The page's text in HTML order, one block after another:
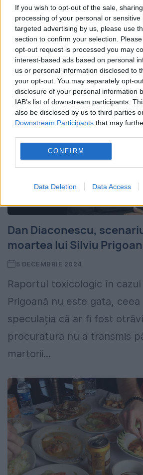
If you wish to opt-out of the sale,
processing of your personal or
targeted advertising by us, please use
section to confirm your selection.
opt-out request is processed you may
interest-based ads based on personal
us or personal information disclosed to
your opt-out. You may separately opt-
disclosure of your personal information
IAB’s list of downstream participants.
also be disclosed by us to third parties
Downstream Participants that may
CONFIRM
Data Deletion Data Access
Prăjitura de Crăciun de pe
s-a dovedit a fi otrăvită cu
Substanța a fost detectată
dintre cele trei femei care
Dan Diaconescu,
moartea lui Silviu
5 DECEMBRIE 2024
Raportul toxicologic în cazul
Prigoană nu este gata, ceea
speculația că ar fi fost
procuratura nu a transmis
martorii...